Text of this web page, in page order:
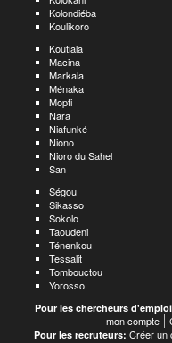
Kolondiéba
Koulikoro
Koutiala
Macina
Markala
Ménaka
Mopti
Nara
Niafunké
Niono
Nioro du Sahel
San
Ségou
Sikasso
Sokolo
Taoudeni
Ténenkou
Tessalit
Tombouctou
Yorosso
Pour les chercheurs
mon compte
Pour les recruteurs: Créer un